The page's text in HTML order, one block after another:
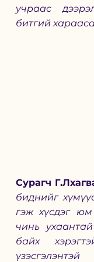
учраас
битгий
Сурагч
биднийг
гэж хүсдэг
чинь
байх